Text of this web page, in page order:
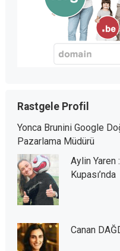
Rastgele Profil
Yonca Brunini Google
Pazarlama Müdürü
Aylin Yaren
Kupası’nda
Canan